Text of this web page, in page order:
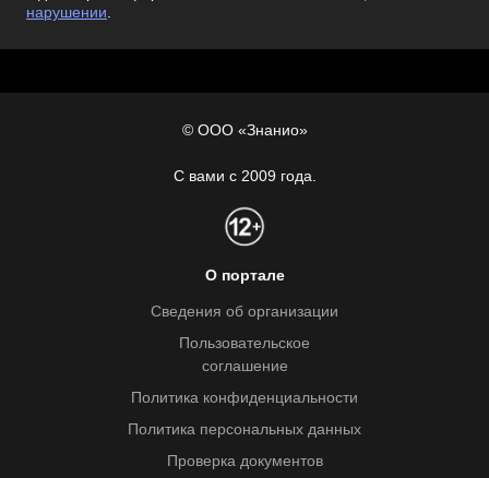
нарушении.
© ООО «Знанио»
С вами с 2009 года.
О портале
Сведения об организации
Пользовательское
соглашение
Политика конфиденциальности
Политика персональных данных
Проверка документов